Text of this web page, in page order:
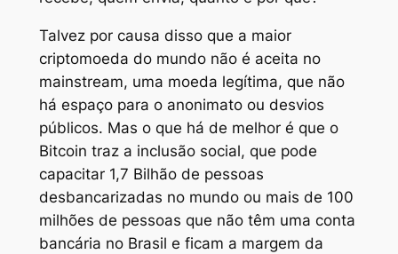
Talvez por causa disso que a maior
criptomoeda do mundo não é aceita no
mainstream, uma moeda legítima, que não
há espaço para o anonimato ou desvios
públicos. Mas o que há de melhor é que o
Bitcoin traz a inclusão social, que pode
capacitar 1,7 Bilhão de pessoas
desbancarizadas no mundo ou mais de 100
milhões de pessoas que não têm uma conta
bancária no Brasil e ficam a margem da